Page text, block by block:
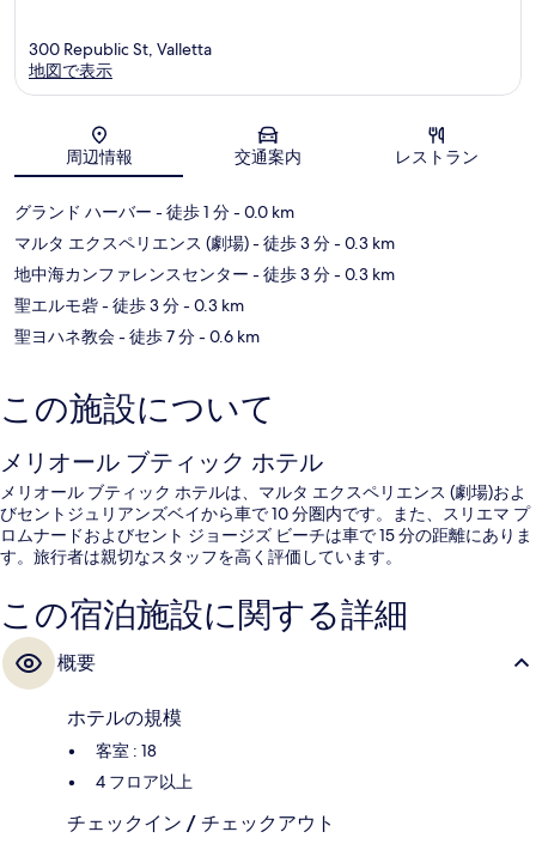
地図
300 Republic St, Valletta
地図で表示
周辺情報 交通案内 レストラン
グランド ハーバー - 徒歩 1 分- 0.0 km
マルタ エクスペリエンス (劇場)- 徒歩 3 分- 0.3 km
地中海カンファレンスセンター - 徒歩 3 分- 0.3 km
聖エルモ砦- 徒歩 3 分- 0.3 km
聖ヨハネ教会- 徒歩 7 分- 0.6 km
この施設について
メリオール ブティック ホテル
メリオール ブティック ホテルは、マルタ エクスペリエンス (劇場)およ
びセントジュリアンズベイから車で 10 分圏内です。また、スリエマ プ
ロムナードおよびセント ジョージズ ビーチは車で 15 分の距離にありま
す。旅行者は親切なスタッフを高く評価しています。
この宿泊施設に関する詳細
概要
ホテルの規模
客室 : 18
4 フロア以上
チェックイン / チェックアウト